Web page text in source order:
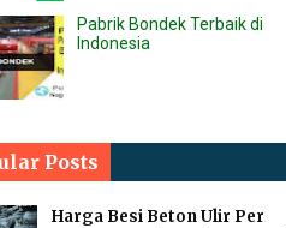
Pabrik Bondek Terbaik di
Indonesia
Posts
Harga Besi Beton Ulir Per